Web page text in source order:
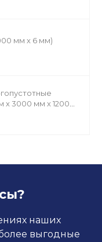
мм х 6 мм)
х 3000 мм х 1200
наших
выгодные